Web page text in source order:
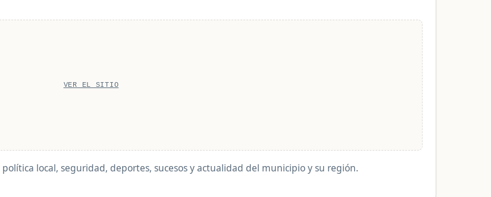
VER EL SITIO
local, seguridad, deportes, sucesos y actualidad del municipio y su región.